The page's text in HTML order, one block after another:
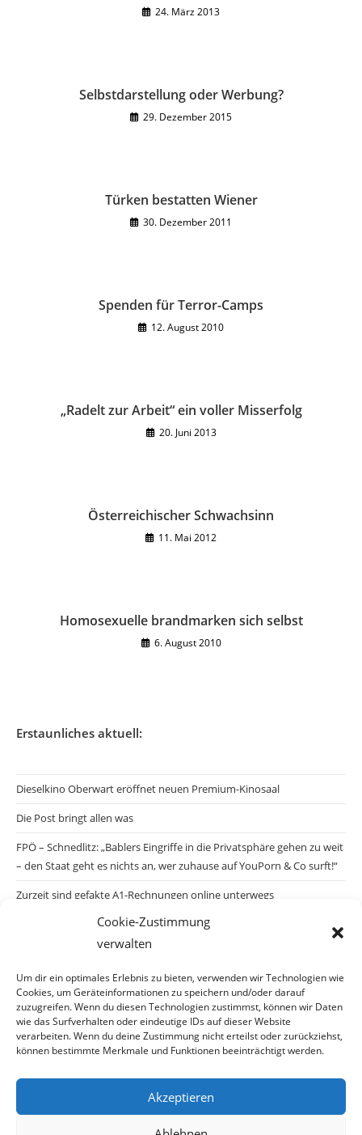
Cookie-Zustimmung
verwalten
Um dir ein optimales Erlebnis zu bieten, verwenden wir Technologien wie
Cookies, um Geräteinformationen zu speichern und/oder darauf
zuzugreifen. Wenn du diesen Technologien zustimmst, können wir Daten
wie das Surfverhalten oder eindeutige IDs auf dieser Website
verarbeiten. Wenn du deine Zustimmung nicht erteilst oder zurückziehst,
können bestimmte Merkmale und Funktionen beeinträchtigt werden.
Akzeptieren
24. März 2013
Selbstdarstellung oder Werbung?
29. Dezember 2015
Türken bestatten Wiener
30. Dezember 2011
Spenden für Terror-Camps
12. August 2010
„Radelt zur Arbeit“ ein voller Misserfolg
20. Juni 2013
Österreichischer Schwachsinn
11. Mai 2012
Homosexuelle brandmarken sich selbst
6. August 2010
Erstaunliches aktuell:
Dieselkino Oberwart eröffnet neuen Premium-Kinosaal
Die Post bringt allen was
FPÖ – Schnedlitz: „Bablers Eingriffe in die Privatsphäre gehen zu weit
– den Staat geht es nichts an, wer zuhause auf YouPorn & Co surft!“
Zurzeit sind gefakte A1-Rechnungen online unterwegs
Salzburgs Juden und ihre Sicherheit: „Erst nach einem Anschlag wäre
die Gefahr endlich konkret!“
Biologisches Wunder in Ceuta
Ein vermeintliches Abschiebemärchen
Archiv